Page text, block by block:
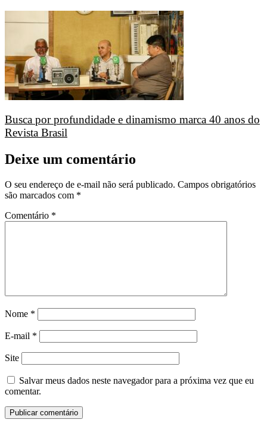
Busca por profundidade e dinamismo marca 40 anos do
Revista Brasil
Deixe um comentário
O seu endereço de e-mail não será publicado. Campos obrigatórios
são marcados com *
Comentário *
Nome *
E-mail *
Site
Salvar meus dados neste navegador para a próxima vez que eu
comentar.